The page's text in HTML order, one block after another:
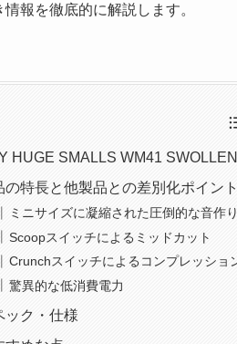
報を徹底的に解説します。
HUGE SMALLS WM41
の特長と他製品との差別化ポイント
ミニサイズに凝縮された圧倒的な音作
Scoopスイッチによるミッドカット
Crunchスイッチによるコンプレッショ
驚異的な低消費電力
ック・仕様